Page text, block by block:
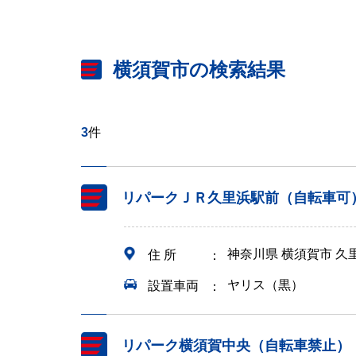
横須賀市の検索結果
3件
リパークＪＲ久里浜駅前（自転車可）
住 所 神奈川県 横須賀市 久
設置車両 ヤリス（黒）
リパーク横須賀中央（自転車禁止）